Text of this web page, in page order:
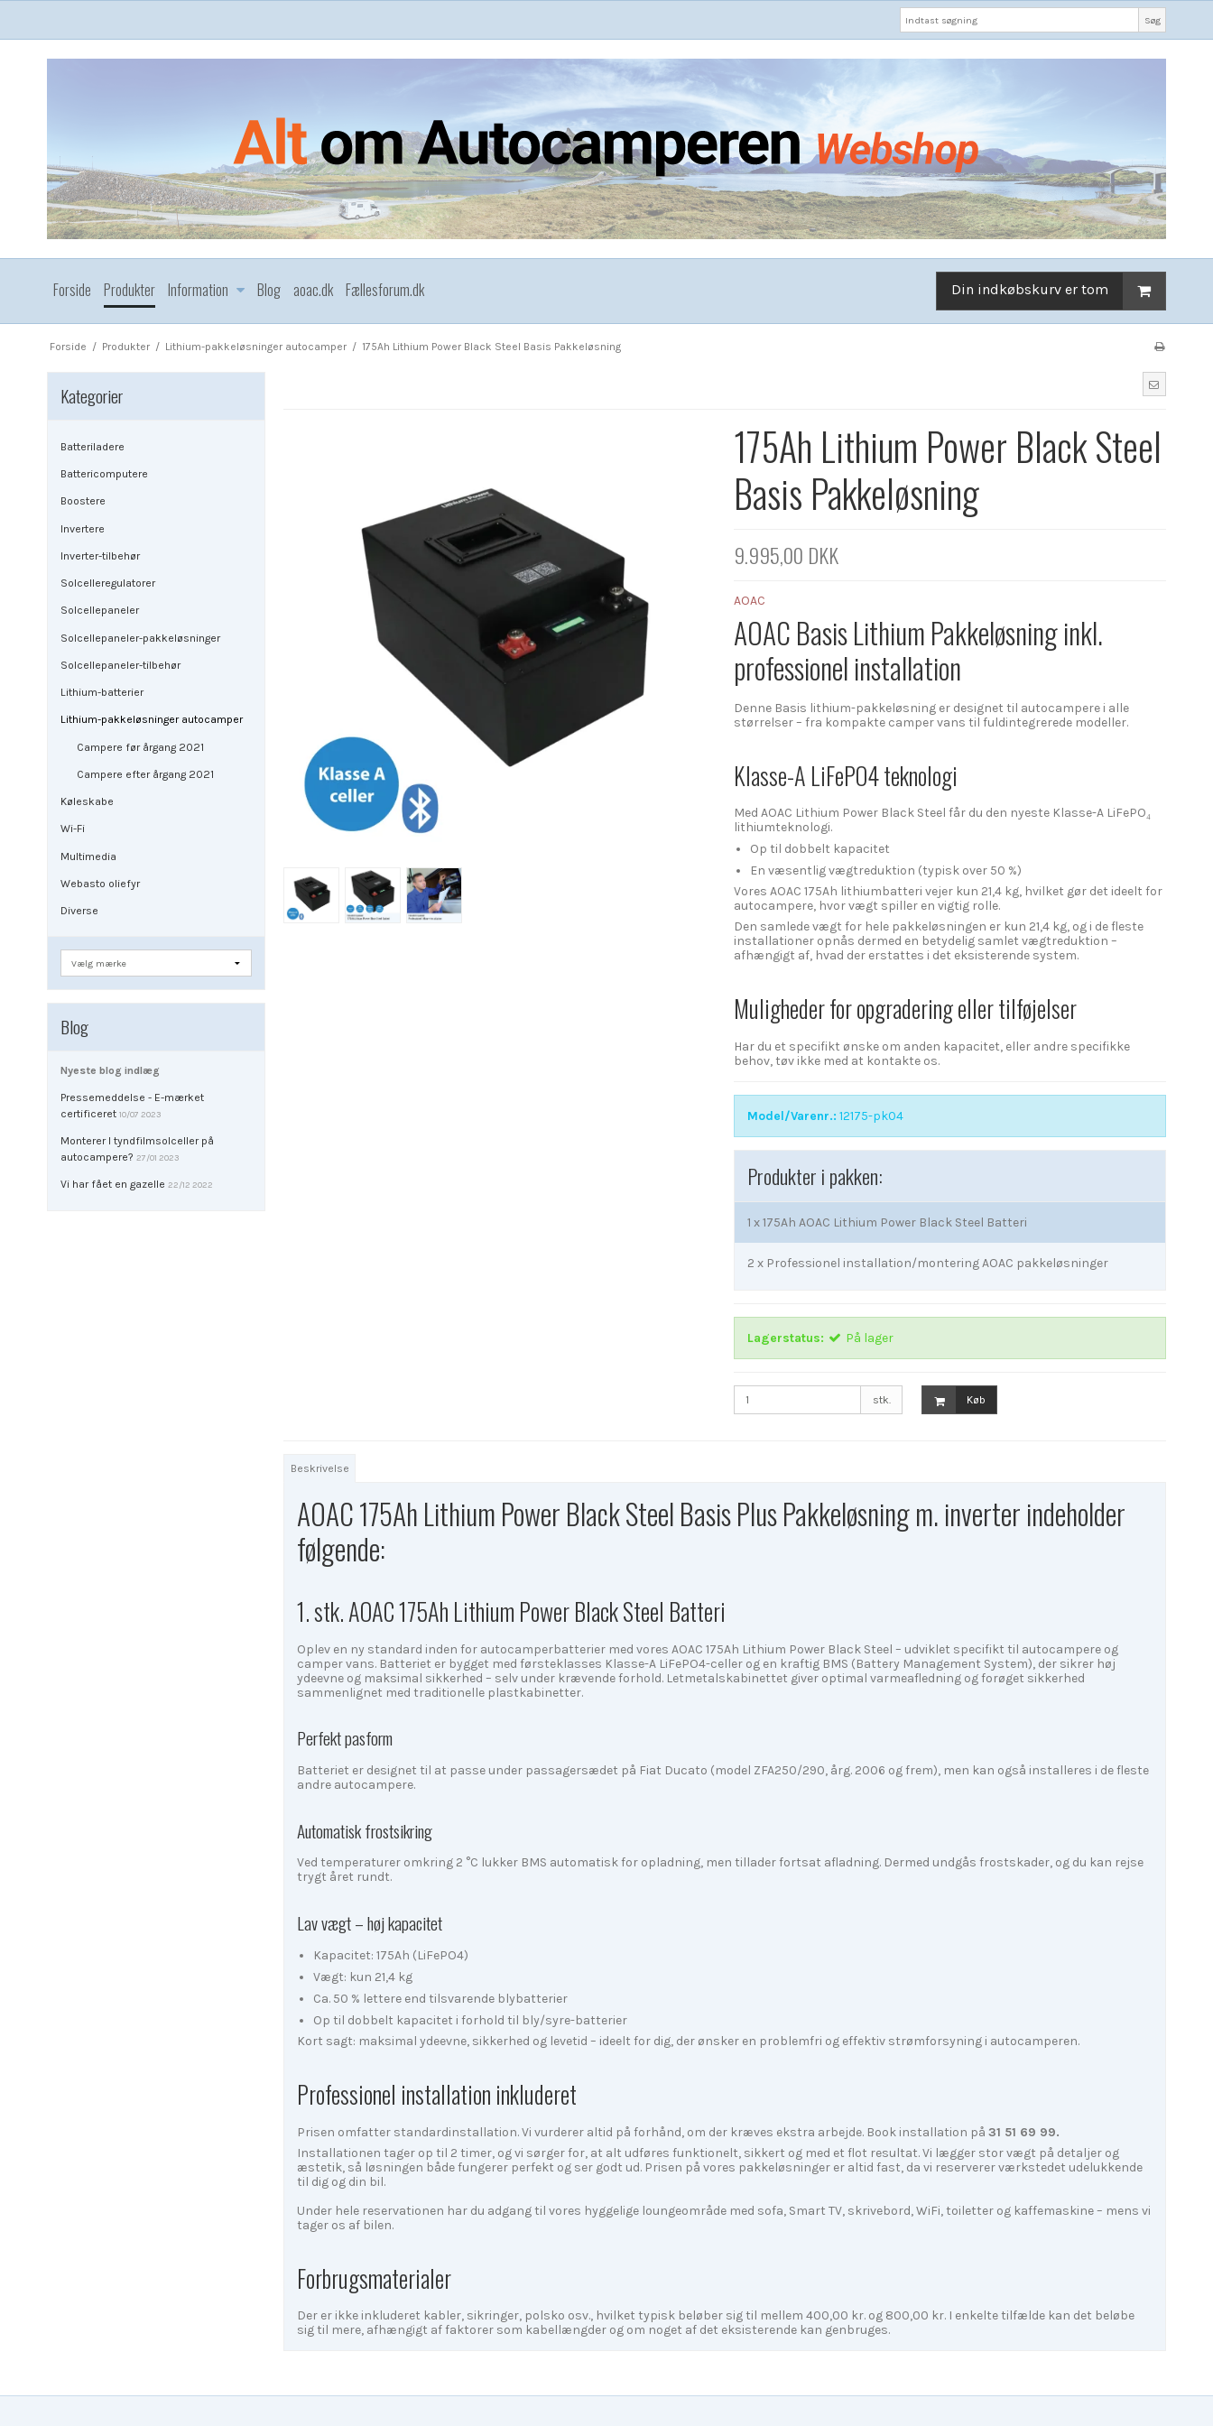
Søg
Forside Produkter Information Blog aoac.dk Fællesforum.dk Din indkøbskurv er tom
Forside / Produkter / Lithium-pakkeløsninger autocamper / 175Ah Lithium Power Black Steel Basis Pakkeløsning
Kategorier
Batteriladere
Battericomputere
Boostere
Invertere
Inverter-tilbehør
Solcelleregulatorer
Solcellepaneler
Solcellepaneler-pakkeløsninger
Solcellepaneler-tilbehør
Lithium-batterier
Lithium-pakkeløsninger autocamper
Campere før årgang 2021
Campere efter årgang 2021
Køleskabe
Wi-Fi
Multimedia
Webasto oliefyr
Diverse
Blog
Nyeste blog indlæg
Pressemeddelse - E-mærket
certificeret 10/07 2023
Monterer I tyndfilmsolceller på
autocampere? 27/01 2023
Vi har fået en gazelle 22/12 2022
175Ah Lithium Power Black Steel
Basis Pakkeløsning
9.995,00 DKK
AOAC
AOAC Basis Lithium Pakkeløsning inkl.
professionel installation
Denne Basis lithium-pakkeløsning er designet til autocampere i alle
størrelser – fra kompakte camper vans til fuldintegrerede modeller.
Klasse-A LiFePO4 teknologi
Med AOAC Lithium Power Black Steel får du den nyeste Klasse-A LiFePO₄
lithiumteknologi.
Op til dobbelt kapacitet
En væsentlig vægtreduktion (typisk over 50 %)
Vores AOAC 175Ah lithiumbatteri vejer kun 21,4 kg, hvilket gør det ideelt for
autocampere, hvor vægt spiller en vigtig rolle.
Den samlede vægt for hele pakkeløsningen er kun 21,4 kg, og i de fleste
installationer opnås dermed en betydelig samlet vægtreduktion –
afhængigt af, hvad der erstattes i det eksisterende system.
Muligheder for opgradering eller tilføjelser
Har du et specifikt ønske om anden kapacitet, eller andre specifikke
behov, tøv ikke med at kontakte os.
Model/Varenr.: 12175-pk04
Produkter i pakken:
1 x175Ah AOAC Lithium Power Black Steel Batteri
2 x Professionel installation/montering AOAC pakkeløsninger
Lagerstatus: På lager
stk. Køb
Beskrivelse
AOAC 175Ah Lithium Power Black Steel Basis Plus Pakkeløsning m. inverter indeholder
følgende:
1. stk. AOAC 175Ah Lithium Power Black Steel Batteri
Oplev en ny standard inden for autocamperbatterier med vores AOAC 175Ah Lithium Power Black Steel – udviklet specifikt til autocampere og
camper vans. Batteriet er bygget med førsteklasses Klasse-A LiFePO4-celler og en kraftig BMS (Battery Management System), der sikrer høj
ydeevne og maksimal sikkerhed – selv under krævende forhold. Letmetalskabinettet giver optimal varmeafledning og forøget sikkerhed
sammenlignet med traditionelle plastkabinetter.
Perfekt pasform
Batteriet er designet til at passe under passagersædet på Fiat Ducato (model ZFA250/290, årg. 2006 og frem), men kan også installeres i de fleste
andre autocampere.
Automatisk frostsikring
Ved temperaturer omkring 2 °C lukker BMS automatisk for opladning, men tillader fortsat afladning. Dermed undgås frostskader, og du kan rejse
trygt året rundt.
Lav vægt – høj kapacitet
Kapacitet: 175Ah (LiFePO4)
Vægt: kun 21,4 kg
Ca. 50 % lettere end tilsvarende blybatterier
Op til dobbelt kapacitet i forhold til bly/syre-batterier
Kort sagt: maksimal ydeevne, sikkerhed og levetid – ideelt for dig, der ønsker en problemfri og effektiv strømforsyning i autocamperen.
Professionel installation inkluderet
Prisen omfatter standardinstallation. Vi vurderer altid på forhånd, om der kræves ekstra arbejde. Book installation på31 51 69 99.
Installationen tager op til 2 timer, og vi sørger for, at alt udføres funktionelt, sikkert og med et flot resultat. Vi lægger stor vægt på detaljer og
æstetik, så løsningen både fungerer perfekt og ser godt ud. Prisen på vores pakkeløsninger er altid fast, da vi reserverer værkstedet udelukkende
til dig og din bil.
Under hele reservationen har du adgang til vores hyggelige loungeområde med sofa, Smart TV, skrivebord, WiFi, toiletter og kaffemaskine – mens vi
tager os af bilen.
Forbrugsmaterialer
Der er ikke inkluderet kabler, sikringer, polsko osv., hvilket typisk beløber sig til mellem 400,00 kr. og 800,00 kr. I enkelte tilfælde kan det beløbe
sig til mere, afhængigt af faktorer som kabellængder og om noget af det eksisterende kan genbruges.